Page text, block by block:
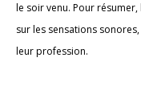
le soir venu. Pour résumer,
sur les sensations
leur profession.